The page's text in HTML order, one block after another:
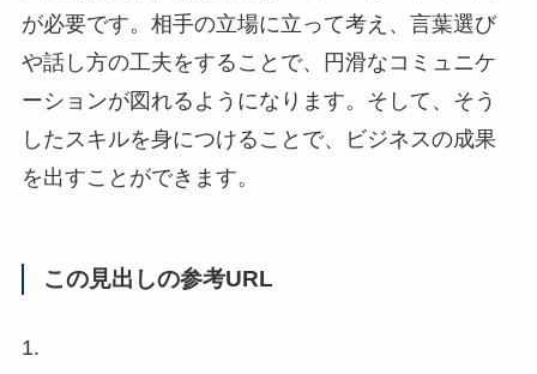
が必要です。相手の立場に立って考え、言葉選び
や話し方の工夫をすることで、円滑なコミュニケ
ーションが図れるようになります。そして、そう
したスキルを身につけることで、ビジネスの成果
を出すことができます。
この見出しの参考URL
1.